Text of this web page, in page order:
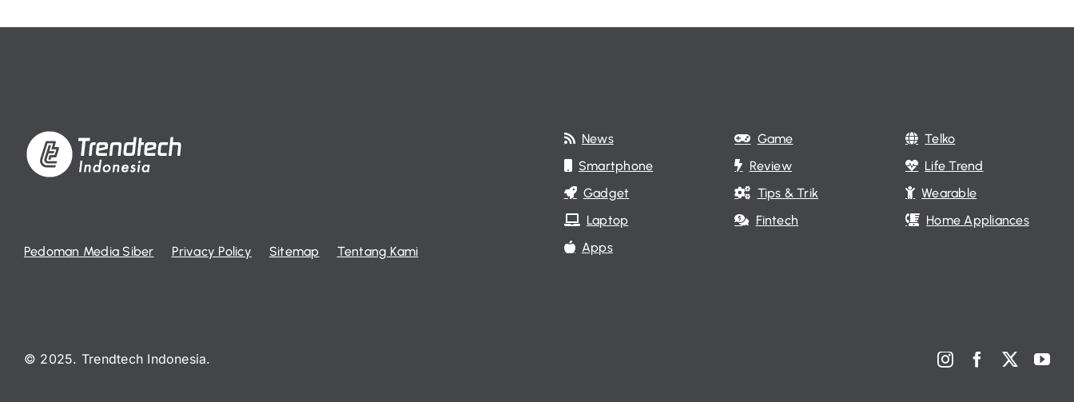
Pedoman Media Siber Privacy Policy Sitemap Tentang Kami
News
Smartphone
Gadget
Laptop
Apps
Game
Review
Tips & Trik
Fintech
Telko
Life Trend
Wearable
Home Appliances
© 2025. Trendtech Indonesia.